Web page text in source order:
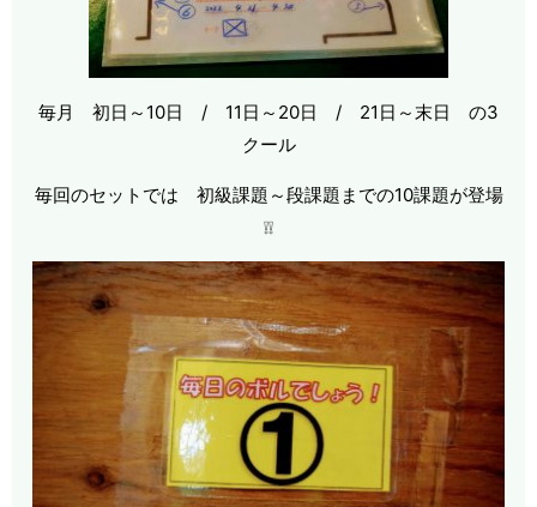
毎月 初日～10日 / 11日～20日 / 21日～末日 の3
クール
毎回のセットでは 初級課題～段課題までの10課題が登場
❕❕